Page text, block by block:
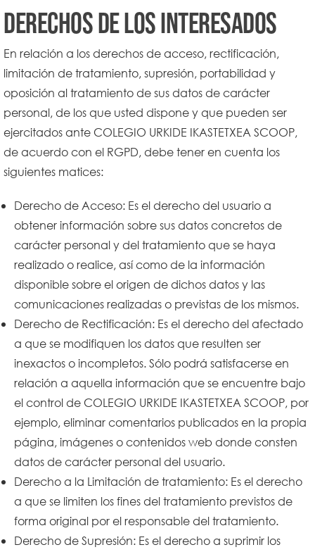
Derechos de los interesados
En relación a los derechos de acceso, rectificación,
limitación de tratamiento, supresión, portabilidad y
oposición al tratamiento de sus datos de carácter
personal, de los que usted dispone y que pueden ser
ejercitados ante COLEGIO URKIDE IKASTETXEA SCOOP,
de acuerdo con el RGPD, debe tener en cuenta los
siguientes matices:
Derecho de Acceso: Es el derecho del usuario a
obtener información sobre sus datos concretos de
carácter personal y del tratamiento que se haya
realizado o realice, así como de la información
disponible sobre el origen de dichos datos y las
comunicaciones realizadas o previstas de los mismos.
Derecho de Rectificación: Es el derecho del afectado
a que se modifiquen los datos que resulten ser
inexactos o incompletos. Sólo podrá satisfacerse en
relación a aquella información que se encuentre bajo
el control de COLEGIO URKIDE IKASTETXEA SCOOP, por
ejemplo, eliminar comentarios publicados en la propia
página, imágenes o contenidos web donde consten
datos de carácter personal del usuario.
Derecho a la Limitación de tratamiento: Es el derecho
a que se limiten los fines del tratamiento previstos de
forma original por el responsable del tratamiento.
Derecho de Supresión: Es el derecho a suprimir los